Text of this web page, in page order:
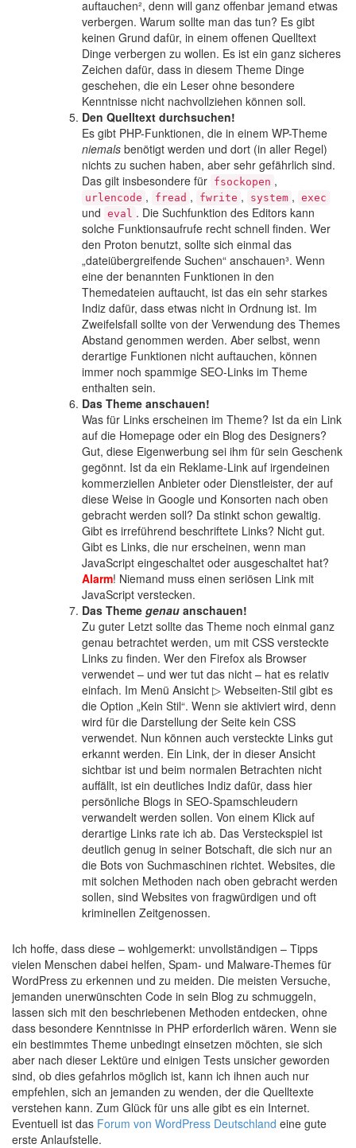
auftauchen², denn will ganz offenbar jemand etwas
verbergen. Warum sollte man das tun? Es gibt
keinen Grund dafür, in einem offenen Quelltext
Dinge verbergen zu wollen. Es ist ein ganz sicheres
Zeichen dafür, dass in diesem Theme Dinge
geschehen, die ein Leser ohne besondere
Kenntnisse nicht nachvollziehen können soll.
Den Quelltext durchsuchen!
Es gibt PHP-Funktionen, die in einem WP-Theme
niemals benötigt werden und dort (in aller Regel)
nichts zu suchen haben, aber sehr gefährlich sind.
Das gilt insbesondere für fsockopen ,
urlencode , fread , fwrite , system , exec
und eval . Die Suchfunktion des Editors kann
solche Funktionsaufrufe recht schnell finden. Wer
den Proton benutzt, sollte sich einmal das
„dateiübergreifende Suchen“ anschauen³. Wenn
eine der benannten Funktionen in den
Themedateien auftaucht, ist das ein sehr starkes
Indiz dafür, dass etwas nicht in Ordnung ist. Im
Zweifelsfall sollte von der Verwendung des Themes
Abstand genommen werden. Aber selbst, wenn
derartige Funktionen nicht auftauchen, können
immer noch spammige SEO-Links im Theme
enthalten sein.
Das Theme anschauen!
Was für Links erscheinen im Theme? Ist da ein Link
auf die Homepage oder ein Blog des Designers?
Gut, diese Eigenwerbung sei ihm für sein Geschenk
gegönnt. Ist da ein Reklame-Link auf irgendeinen
kommerziellen Anbieter oder Dienstleister, der auf
diese Weise in Google und Konsorten nach oben
gebracht werden soll? Da stinkt schon gewaltig.
Gibt es irreführend beschriftete Links? Nicht gut.
Gibt es Links, die nur erscheinen, wenn man
JavaScript eingeschaltet oder ausgeschaltet hat?
Alarm! Niemand muss einen seriösen Link mit
JavaScript verstecken.
Das Theme genau anschauen!
Zu guter Letzt sollte das Theme noch einmal ganz
genau betrachtet werden, um mit CSS versteckte
Links zu finden. Wer den Firefox als Browser
verwendet – und wer tut das nicht – hat es relativ
einfach. Im Menü Ansicht ▷ Webseiten-Stil gibt es
die Option „Kein Stil“. Wenn sie aktiviert wird, denn
wird für die Darstellung der Seite kein CSS
verwendet. Nun können auch versteckte Links gut
erkannt werden. Ein Link, der in dieser Ansicht
sichtbar ist und beim normalen Betrachten nicht
auffällt, ist ein deutliches Indiz dafür, dass hier
persönliche Blogs in SEO-Spamschleudern
verwandelt werden sollen. Von einem Klick auf
derartige Links rate ich ab. Das Versteckspiel ist
deutlich genug in seiner Botschaft, die sich nur an
die Bots von Suchmaschinen richtet. Websites, die
mit solchen Methoden nach oben gebracht werden
sollen, sind Websites von fragwürdigen und oft
kriminellen Zeitgenossen.
Ich hoffe, dass diese – wohlgemerkt: unvollständigen – Tipps
vielen Menschen dabei helfen, Spam- und Malware-Themes für
WordPress zu erkennen und zu meiden. Die meisten Versuche,
jemanden unerwünschten Code in sein Blog zu schmuggeln,
lassen sich mit den beschriebenen Methoden entdecken, ohne
dass besondere Kenntnisse in PHP erforderlich wären. Wenn sie
ein bestimmtes Theme unbedingt einsetzen möchten, sie sich
aber nach dieser Lektüre und einigen Tests unsicher geworden
sind, ob dies gefahrlos möglich ist, kann ich ihnen auch nur
empfehlen, sich an jemanden zu wenden, der die Quelltexte
verstehen kann. Zum Glück für uns alle gibt es ein Internet.
Eventuell ist das Forum von WordPress Deutschland eine gute
erste Anlaufstelle.